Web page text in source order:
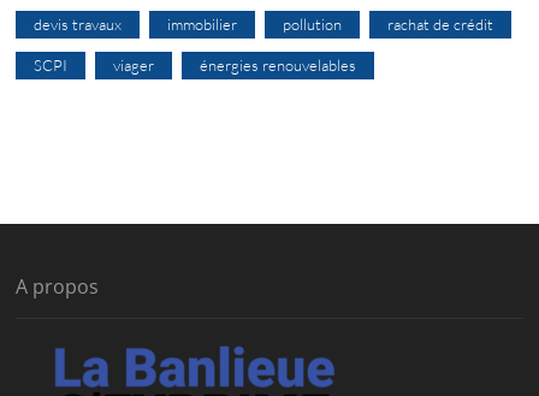
devis travaux immobilier pollution rachat de crédit
SCPI viager énergies renouvelables
A propos